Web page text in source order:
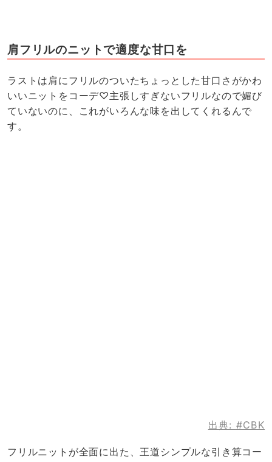
肩フリルのニットで適度な甘口を
ラストは肩にフリルのついたちょっとした甘口さがかわ
いいニットをコーデ♡主張しすぎないフリルなので媚び
ていないのに、これがいろんな味を出してくれるんで
す。
出典: #CBK
フリルニットが全面に出た、王道シンプルな引き算コー